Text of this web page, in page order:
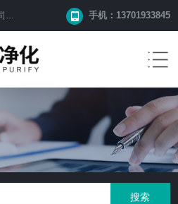
欢迎访问上海沪净医疗器械有限公司网站！ 手机：13701933845